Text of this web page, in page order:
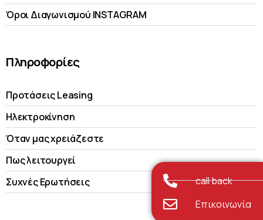
Όροι Διαγωνισμού INSTAGRAM
Πληροφορίες
Προτάσεις Leasing
Ηλεκτροκίνηση
Όταν μας χρειάζεστε
Πως λειτουργεί
Συχνές Ερωτήσεις
call back
Επικοινωνία